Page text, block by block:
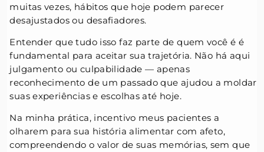
muitas vezes, hábitos que hoje podem parecer
desajustados ou desafiadores.
Entender que tudo isso faz parte de quem você é é
fundamental para aceitar sua trajetória. Não há aqui
julgamento ou culpabilidade — apenas
reconhecimento de um passado que ajudou a moldar
suas experiências e escolhas até hoje.
Na minha prática, incentivo meus pacientes a
olharem para sua história alimentar com afeto,
compreendendo o valor de suas memórias, sem que